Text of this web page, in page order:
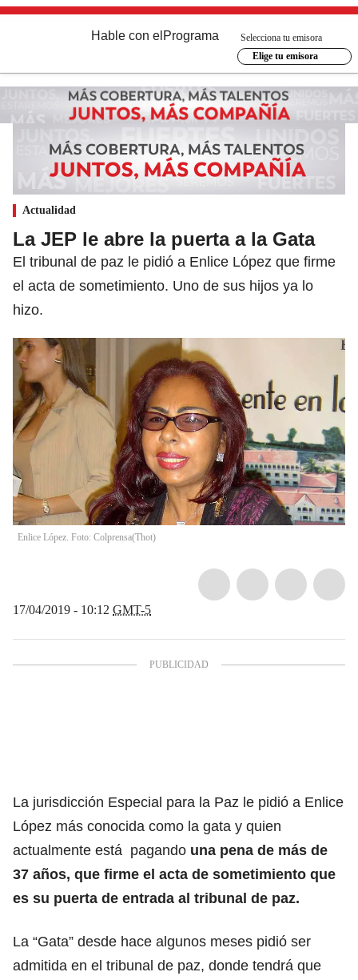
Hable con el Programa
Selecciona tu emisora
Elige tu emisora
Actualidad
La JEP le abre la puerta a la Gata
El tribunal de paz le pidió a Enlice López que firme
el acta de sometimiento. Uno de sus hijos ya lo
hizo.
Enlice López. Foto: Colprensa(Thot)
17/04/2019 - 10:12 GMT-5
La jurisdicción Especial para la Paz le pidió a Enlice
López más conocida como la gata y quien
actualmente está pagando una pena de más de
37 años, que firme el acta de sometimiento que
es su puerta de entrada al tribunal de paz.
La “Gata” desde hace algunos meses pidió ser
admitida en el tribunal de paz, donde tendrá que